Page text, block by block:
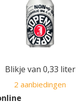
Blikje van 0,33 liter
2 aanbiedingen